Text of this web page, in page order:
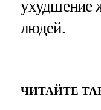
ухудшение
людей.
ЧИТАЙТЕ